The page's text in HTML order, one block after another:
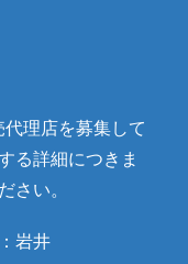
理店を募集して
る詳細につきま
さい。
岩井